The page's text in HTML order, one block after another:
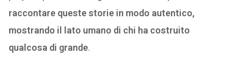
raccontare queste storie in modo autentico,
mostrando il lato umano di chi ha costruito
qualcosa di grande.